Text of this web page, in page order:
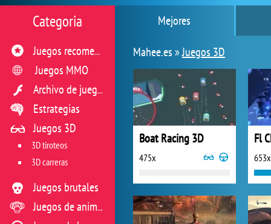
Mejores
Mahee.es »Juegos 3D
Boat Racing 3D
475x
Fl
653x
Categoria
Juegos recomendados
Juegos MMO
Archivo de juegos flash
Estrategias
Juegos 3D
3D tiroteos
3D carreras
Juegos brutales
Juegos de animales